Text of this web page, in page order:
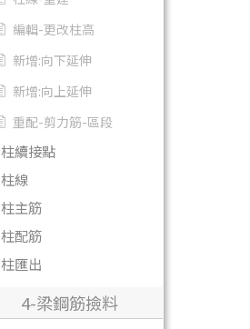
編輯-更改柱高
新增:向下延伸
新增:向上延伸
重配-剪力筋-區段
柱續接點
柱線
柱主筋
柱配筋
柱匯出
4-梁鋼筋撿料